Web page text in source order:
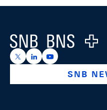
Logo
https://x.com/snb_bns
https://https://
SNB